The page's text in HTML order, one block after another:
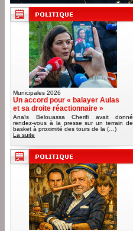
Municipales 2026
Un accord pour « balayer Aulas
et sa droite réactionnaire »
Anaïs Belouassa Cherifi avait donné
rendez-vous à la presse sur un terrain de
basket à proximité des tours de la (…)
La suite